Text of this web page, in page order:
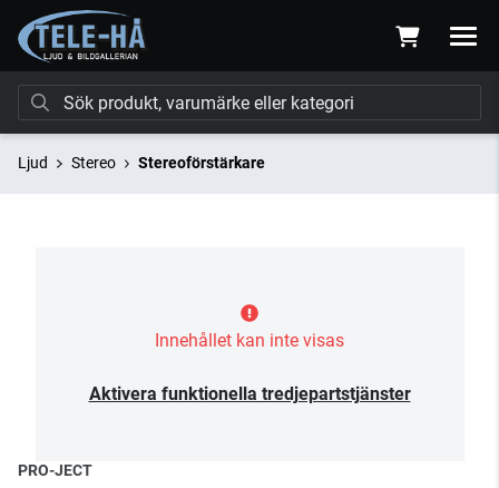
Ljud Stereo Stereoförstärkare
Innehållet kan inte visas
Aktivera funktionella tredjepartstjänster
PRO-JECT